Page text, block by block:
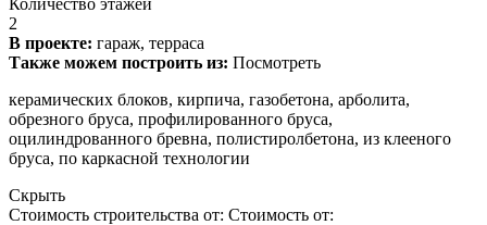
2
В проекте: гараж, терраса
Также можем построить из: Посмотреть
керамических блоков, кирпича, газобетона, арболита,
обрезного бруса, профилированного бруса,
оцилиндрованного бревна, полистиролбетона, из клееного
бруса, по каркасной технологии
Скрыть
Стоимость строительства от: Стоимость от: